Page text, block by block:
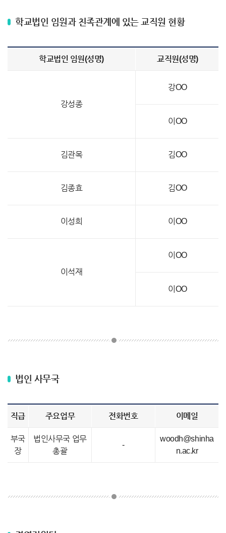
학교법인 임원과 친족관계에 있는 교직원 현황
학교법인 임원(성명) 교직원(성명)
강성종
강OO
이OO
김관목 김OO
김종효 김OO
이성희 이OO
이석재
이OO
이OO
법인 사무국
직급 주요업무 전화번호 이메일
부국
장
법인사무국 업무
총괄
-
woodh@shinha
n.ac.kr